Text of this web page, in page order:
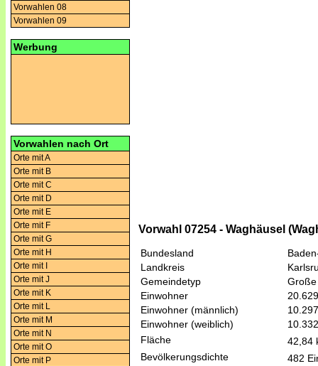
Vorwahlen 08
Vorwahlen 09
Werbung
Vorwahlen nach Ort
Orte mit A
Orte mit B
Orte mit C
Orte mit D
Orte mit E
Orte mit F
Orte mit G
Orte mit H
Orte mit I
Orte mit J
Orte mit K
Orte mit L
Orte mit M
Orte mit N
Orte mit O
Orte mit P
Vorwahl 07254 - Waghäusel
Bundesland
Landkreis
Gemeindetyp
Einwohner
20.629
Einwohner (männlich)
10.297
Einwohner (weiblich)
10.332
Fläche
42,84
Bevölkerungsdichte
482